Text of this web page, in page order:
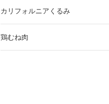
カリフォルニアくるみ
鶏むね肉